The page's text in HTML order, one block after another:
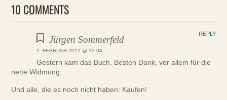
10 COMMENTS
Jürgen Sommerfeld
1. FEBRUAR 2012 @ 13:04
Gestern kam das Buch. Besten Dank, vor allem für die
nette Widmung.
Und alle, die es noch nicht haben: Kaufen!
REPLY